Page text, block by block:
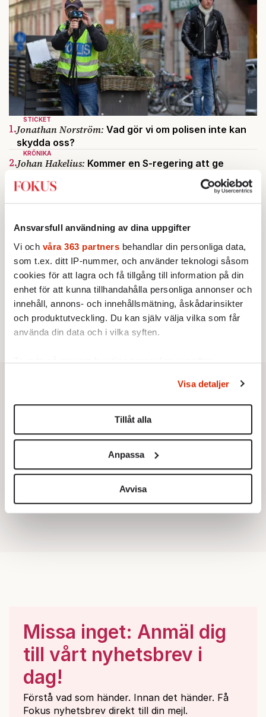
Ansvarsfull användning av dina uppgifter
Vi och våra 363 partners behandlar din personliga data,
som t.ex. ditt IP-nummer, och använder teknologi såsom
cookies för att lagra och få tillgång till information på din
enhet för att kunna tillhandahålla personliga annonser och
innehåll, annons- och innehållsmätning, åskådarinsikter
och produktutveckling. Du kan själv välja vilka som får
använda din data och i vilka syften.
Ta reda på mer om hur dina personliga uppgifter
Du kan ändra eller dra tillbaka ditt samtycke när som
helst från cookie-förklaringen.
Vi använder enhetsidentifierare för att anpassa innehållet
för sociala medier och analysera vår trafik. Vi
vidarebefordrar även sådana identifierare och annan
information från din enhet till de sociala medier och
annons- och analysföretag som vi samarbetar med.
Visa detaljer
Tillåt alla
Anpassa
Avvisa
STICKET
1.Jonathan Norström: Vad gör vi om polisen inte kan
skydda oss?
KRÖNIKA
2.Johan Hakelius: Kommer en S-regering att ge
STICKET
3.
Ord har betydelse – inte minst i
4.Jonas Gummesson:Negative campaigning alltid
överst på S-agendan
5.Vattenbristen är här – men var femte liter läcker
ut
Av: Susanne Gäre
6.Farouk Aldabag:Den politiska krisen fördjupar
Jemens osäkerhet
Missa inget: Anmäl dig
till vårt nyhetsbrev i
dag!
Förstå vad som händer. Innan det händer. Få
Fokus nyhetsbrev direkt till din mejl.